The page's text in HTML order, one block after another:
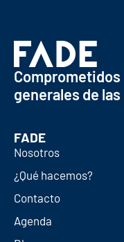
generales de
FADE
Nosotros
¿Qué hacemos?
Contacto
Agenda